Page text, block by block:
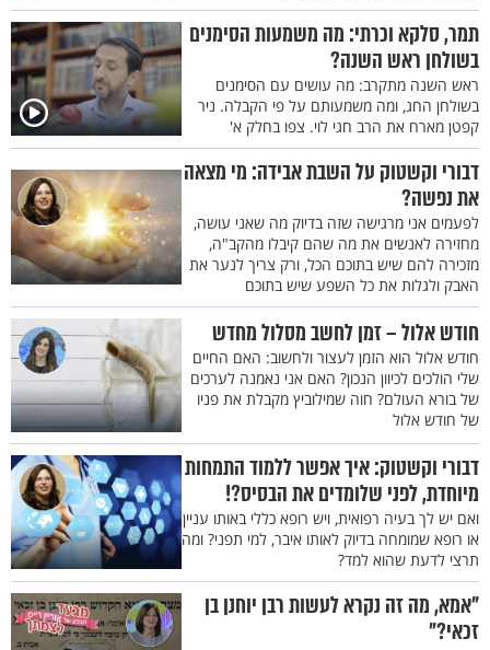
תמר, סלקא וכרתי: מה משמעות הסימנים
בשולחן ראש השנה?
ראש השנה מתקרב: מה עושים עם הסימנים
בשולחן החג, ומה משמעותם על פי הקבלה. ניר
קפטן מארח את הרב חגי לוי. צפו בחלק א'
דבורי וקשטוק על השבת אבידה: מי מצאה
את נפשה?
לפעמים אני מרגישה שזה בדיוק מה שאני עושה,
מחזירה לאנשים את מה שהם קיבלו מהקב"ה,
מזכירה להם שיש בתוכם הכל, ורק צריך לנער את
האבק ולגלות את כל השפע שיש בתוכם
חודש אלול – זמן לחשב מסלול מחדש
חודש אלול הוא הזמן לעצור ולחשוב: האם החיים
שלי הולכים לכיוון הנכון? האם אני נאמנה לערכים
של בורא העולם? חוה שמילוביץ מקבלת את פניו
של חודש אלול
דבורי וקשטוק: איך אפשר ללמוד התמחות
מיוחדת, לפני שלומדים את הבסיס?!
ואם יש לך בעיה רפואית, ויש רופא כללי באותו עניין
או רופא שמומחה בדיוק לאותו איבר, למי תפני? ומה
תרצי לדעת שהוא למד?
"אמא, מה זה נקרא לעשות רבן יוחנן בן
זכאי?"